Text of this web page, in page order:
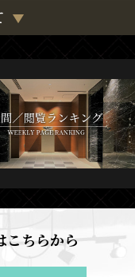
こちらから